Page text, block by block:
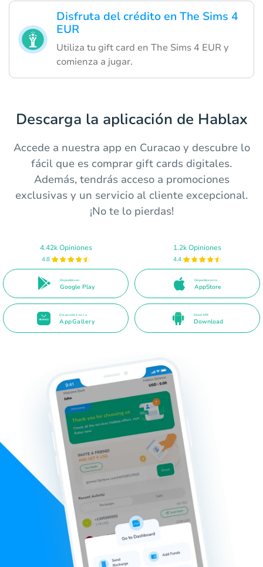
Disfruta del crédito en The Sims 4
EUR
Utiliza tu gift card en The Sims 4 EUR y
comienza a jugar.
Descarga la aplicación de Hablax
Accede a nuestra app en Curacao y descubre lo
fácil que es comprar gift cards digitales.
Además, tendrás acceso a promociones
exclusivas y un servicio al cliente excepcional.
¡No te lo pierdas!
4.42k Opiniones
4.8
Disponible en
Google Play
1.2k Opiniones
4.4
Disponible en la
AppStore
Disponible en la
AppGallery
Direct APK
Download